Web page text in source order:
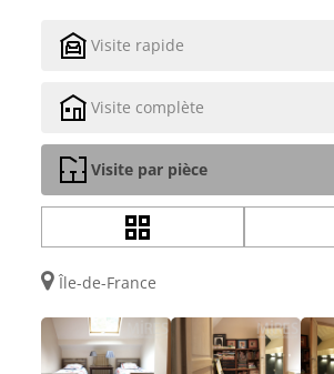
Visite rapide
Visite complète
Visite par pièce
Île-de-France